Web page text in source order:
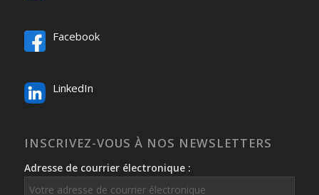
Facebook
LinkedIn
INSCRIVEZ-VOUS À NOS NEWSLETTERS
Adresse de courrier électronique :